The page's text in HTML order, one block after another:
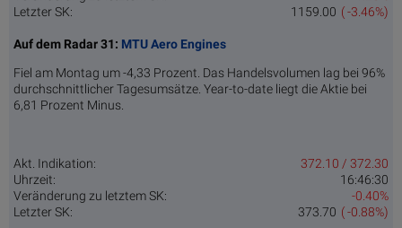
Letzter SK:
( -3.46%)
1159.00
Auf dem Radar 31: MTU Aero Engines
Fiel am Montag um -4,33 Prozent. Das Handelsvolumen lag bei 96%
durchschnittlicher Tagesumsätze. Year-to-date liegt die Aktie bei
6,81 Prozent Minus.
Akt. Indikation:
372.10 / 372.30
Uhrzeit:
16:46:30
Veränderung zu letztem SK:
-0.40%
Letzter SK:
( -0.88%)
373.70